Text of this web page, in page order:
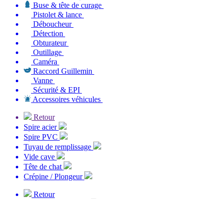
Buse & tête de curage
Pistolet & lance
Déboucheur
Détection
Obturateur
Outillage
Caméra
Raccord Guillemin
Vanne
Sécurité & EPI
Accessoires véhicules
Retour
Spire acier
Spire PVC
Tuyau de remplissage
Vide cave
Tête de chat
Crépine / Plongeur
Retour